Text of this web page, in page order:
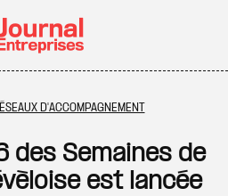
D'ACCOMPAGNEMENT
des Semaines de
est lancée